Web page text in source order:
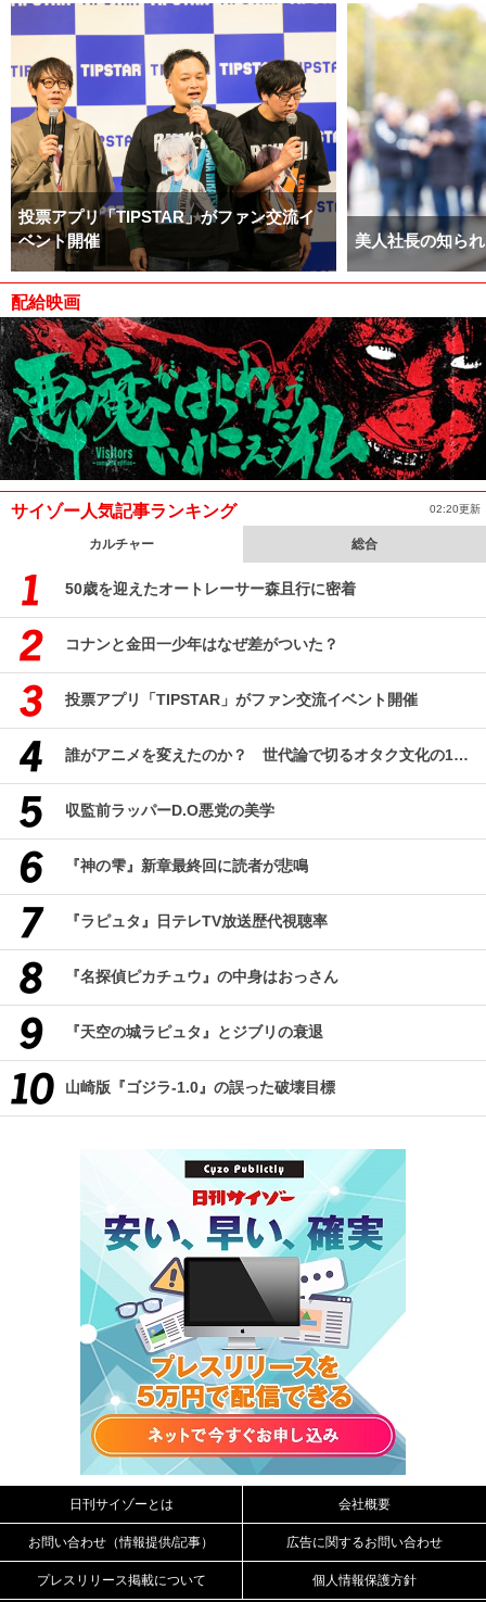
投票アプリ「TIPSTAR」がファン交流イ
ベント開催
美人社長の知ら
配給映画
サイゾー人気記事ランキング 02:20更新
カルチャー 総合
50歳を迎えたオートレーサー森且行に密着
コナンと金田一少年はなぜ差がついた？
投票アプリ「TIPSTAR」がファン交流イベント開催
誰がアニメを変えたのか？ 世代論で切るオタク文化の10年、そして50年
収監前ラッパーD.O悪党の美学
『神の雫』新章最終回に読者が悲鳴
『ラピュタ』日テレTV放送歴代視聴率
『名探偵ピカチュウ』の中身はおっさん
『天空の城ラピュタ』とジブリの衰退
山崎版『ゴジラ-1.0』の誤った破壊目標
日刊サイゾーとは 会社概要
お問い合わせ（情報提供/記事） 広告に関するお問い合わせ
プレスリリース掲載について 個人情報保護方針